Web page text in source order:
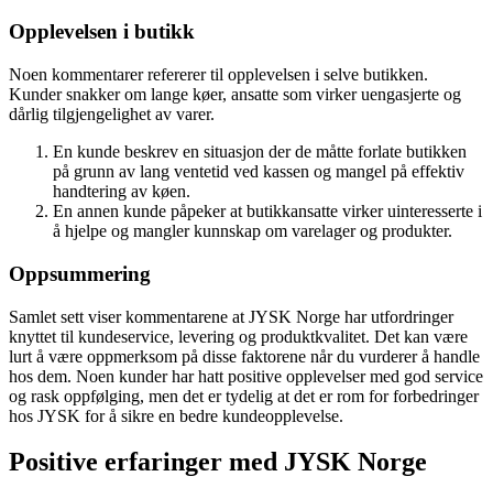
Opplevelsen i butikk
Noen kommentarer refererer til opplevelsen i selve butikken.
Kunder snakker om lange køer, ansatte som virker uengasjerte og
dårlig tilgjengelighet av varer.
En kunde beskrev en situasjon der de måtte forlate butikken
på grunn av lang ventetid ved kassen og mangel på effektiv
handtering av køen.
En annen kunde påpeker at butikkansatte virker uinteresserte i
å hjelpe og mangler kunnskap om varelager og produkter.
Oppsummering
Samlet sett viser kommentarene at JYSK Norge har utfordringer
knyttet til kundeservice, levering og produktkvalitet. Det kan være
lurt å være oppmerksom på disse faktorene når du vurderer å handle
hos dem. Noen kunder har hatt positive opplevelser med god service
og rask oppfølging, men det er tydelig at det er rom for forbedringer
hos JYSK for å sikre en bedre kundeopplevelse.
Positive erfaringer med JYSK Norge